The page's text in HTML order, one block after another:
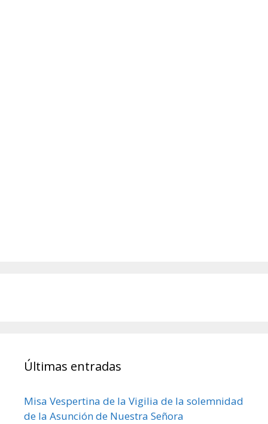
Últimas entradas
Misa Vespertina de la Vigilia de la solemnidad
de la Asunción de Nuestra Señora